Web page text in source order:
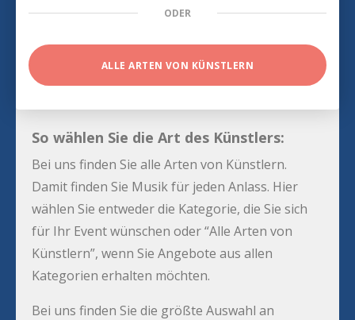
ODER
ALLE ARTEN VON KÜNSTLERN
So wählen Sie die Art des Künstlers:
Bei uns finden Sie alle Arten von Künstlern.
Damit finden Sie Musik für jeden Anlass. Hier
wählen Sie entweder die Kategorie, die Sie sich
für Ihr Event wünschen oder “Alle Arten von
Künstlern”, wenn Sie Angebote aus allen
Kategorien erhalten möchten.
Bei uns finden Sie die größte Auswahl an